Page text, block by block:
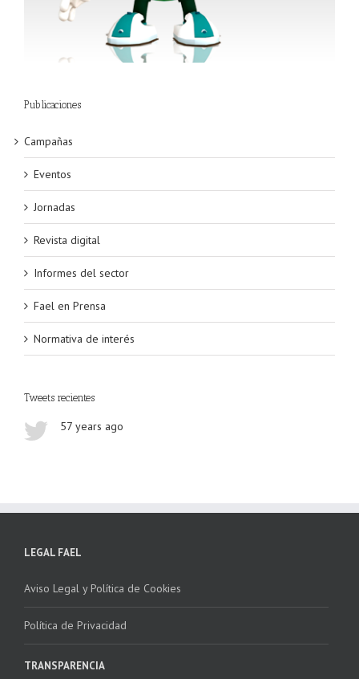
Publicaciones
Campañas
Eventos
Jornadas
Revista digital
Informes del sector
Fael en Prensa
Normativa de interés
Tweets recientes
57 years ago
LEGAL FAEL
Aviso Legal y Política de Cookies
Política de Privacidad
TRANSPARENCIA